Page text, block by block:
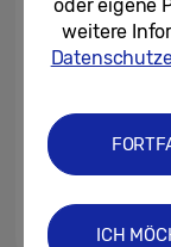
oder eigene
weitere
ICH